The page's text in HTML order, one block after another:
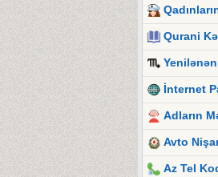
Qurani
İnternet
Adların
Avto
Az Tel